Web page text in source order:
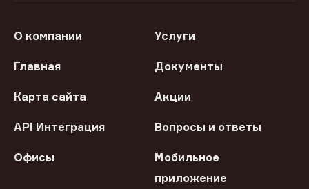
О компании Услуги
Главная Документы
Карта сайта Акции
API Интеграция Вопросы и ответы
Офисы
Мобильное
приложение